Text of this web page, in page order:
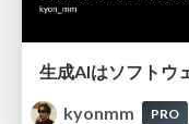
kyonmm
PRO